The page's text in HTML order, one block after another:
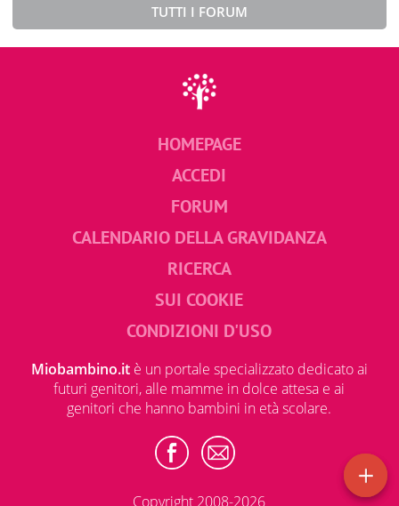
TUTTI I FORUM
HOMEPAGE
ACCEDI
FORUM
CALENDARIO DELLA GRAVIDANZA
RICERCA
SUI COOKIE
CONDIZIONI D'USO
Miobambino.itè un portale specializzato dedicato ai
futuri genitori, alle mamme in dolce attesa e ai
genitori che hanno bambini in età scolare.
Copyright 2008-2026